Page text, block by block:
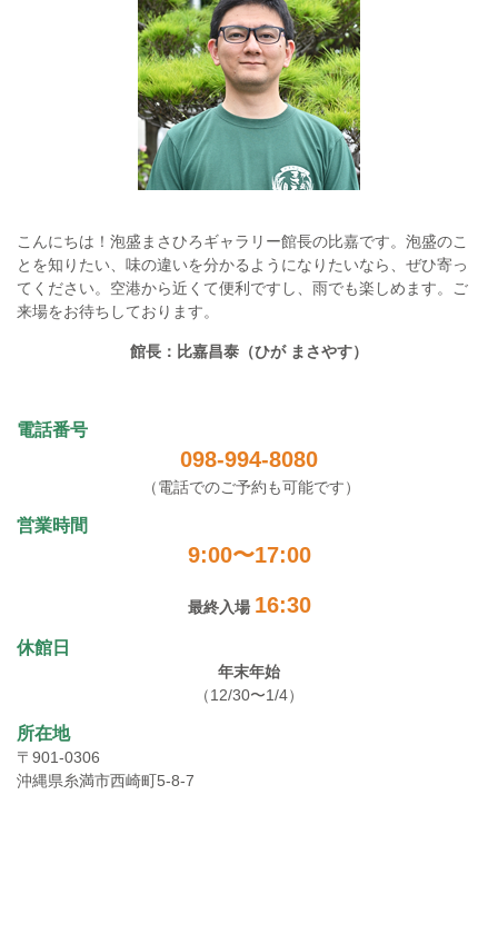
こんにちは！泡盛まさひろギャラリー館長の比嘉です。泡盛のこ
とを知りたい、味の違いを分かるようになりたいなら、ぜひ寄っ
てください。空港から近くて便利ですし、雨でも楽しめます。ご
来場をお待ちしております。
館長：比嘉昌泰（ひが まさやす）
電話番号
098-994-8080
（電話でのご予約も可能です）
営業時間
9:00〜17:00
最終入場 16:30
休館日
年末年始
（12/30〜1/4）
所在地
〒901-0306
沖縄県糸満市西崎町5-8-7